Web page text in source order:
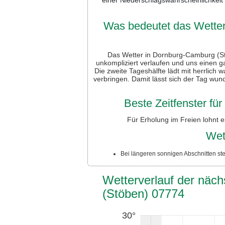
Was bedeutet das
Das Wetter in Dornburg-Camburg
unkompliziert verlaufen und uns einen
Die zweite Tageshälfte lädt mit herrlich
verbringen. Damit lässt sich der Tag
Beste Zeitfenster
Für Erholung im Freien lohnt
Bei längeren sonnigen Abschnitten
Wetterverlauf der
(Stöben) 07774
30°